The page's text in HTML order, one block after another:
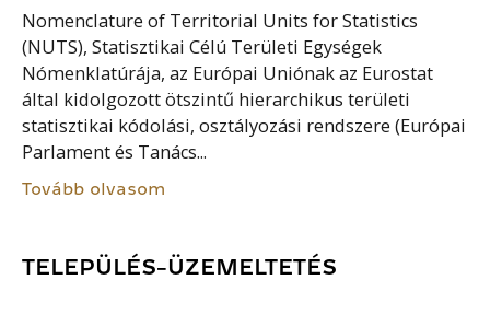
Nomenclature of Territorial Units for Statistics
(NUTS), Statisztikai Célú Területi Egységek
Nómenklatúrája, az Európai Uniónak az Eurostat
által kidolgozott ötszintű hierarchikus területi
statisztikai kódolási, osztályozási rendszere (Európai
Parlament és Tanács...
Tovább olvasom
TELEPÜLÉS-ÜZEMELTETÉS